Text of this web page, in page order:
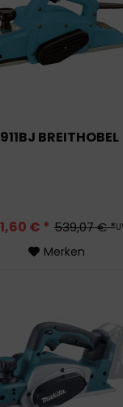
BREITHOBEL
539,07 € *
€ *
Merken